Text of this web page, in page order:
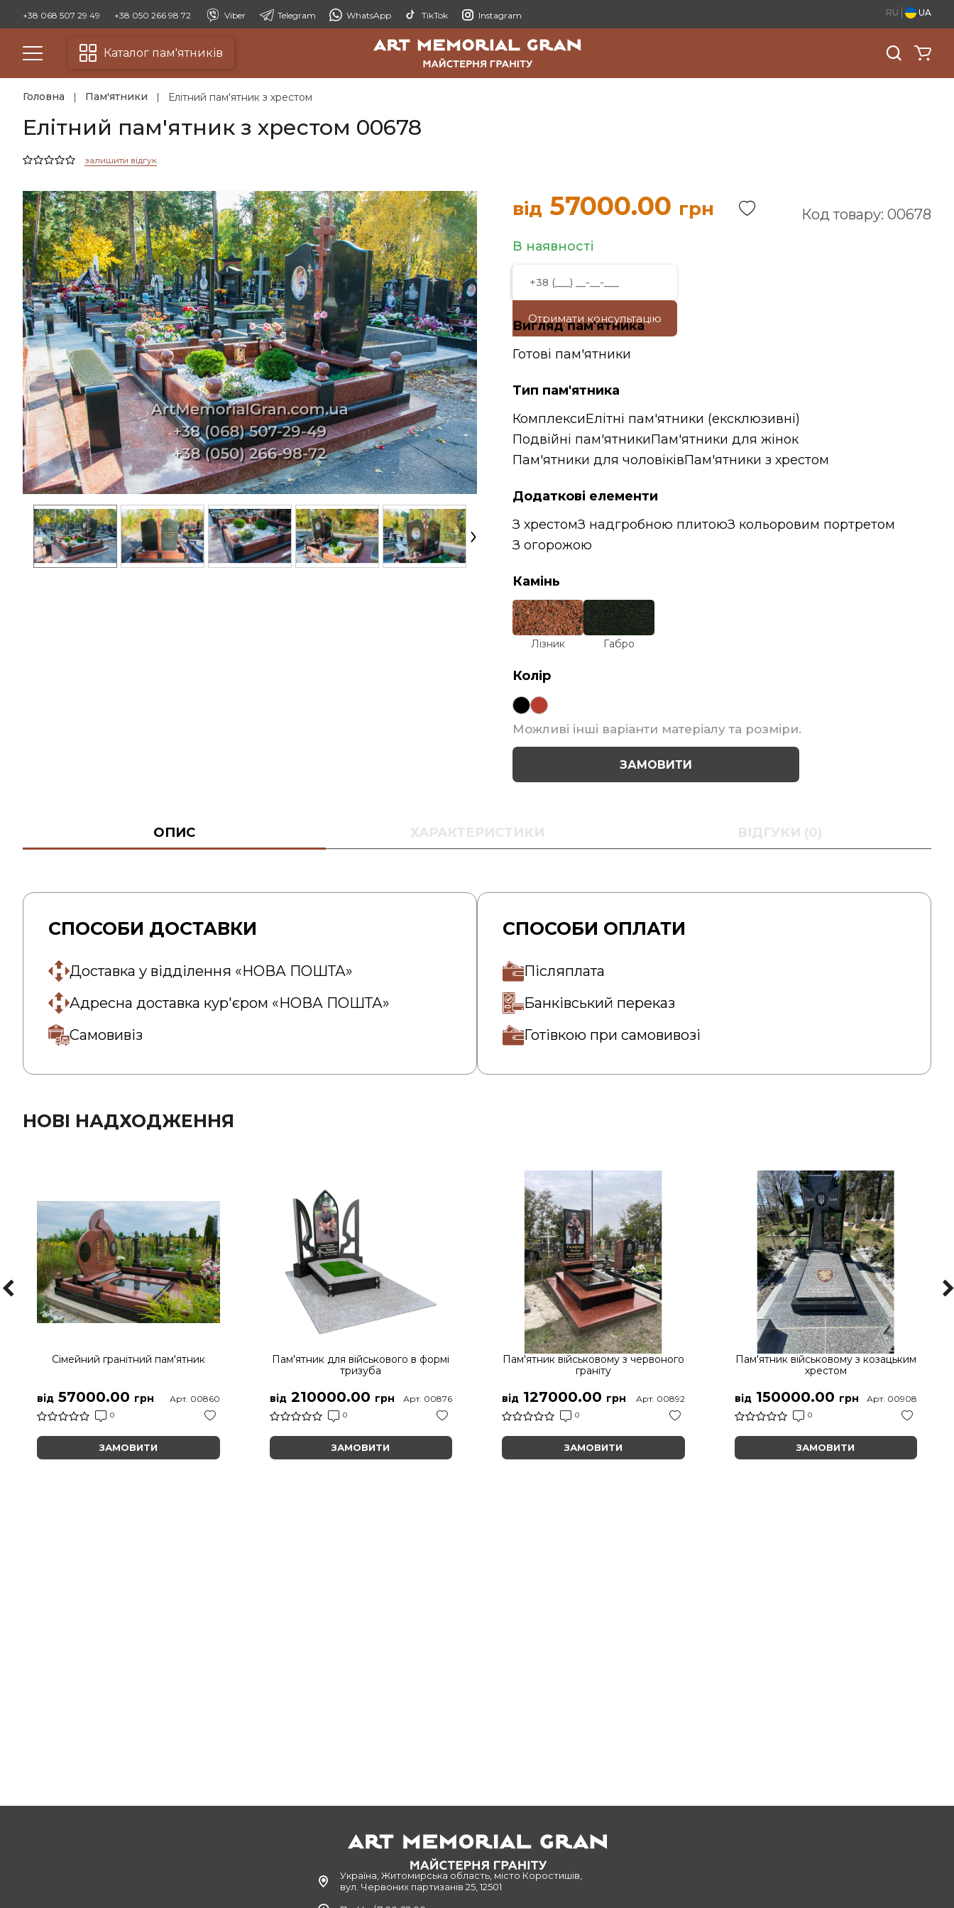
+38 068 507 29 49 +38 050 266 98 72 Viber Telegram WhatsApp TikTok Instagram RU UA
Каталог пам'ятників
Головна Пам'ятники Елітний пам'ятник з хрестом
Елітний пам'ятник з хрестом 00678
залишити відгук
від 57000.00 грн Код товару: 00678
В наявності
Отримати консультацію
Вигляд пам'ятника
Готові пам'ятники
Тип пам'ятника
КомплексиЕлітні пам'ятники (ексклюзивні)
Подвійні пам'ятникиПам'ятники для жінок
Пам'ятники для чоловіківПам'ятники з хрестом
Додаткові елементи
З хрестомЗ надгробною плитоюЗ кольоровим портретом
З огорожою
Камінь
Лізник Габро
Колір
Можливі інші варіанти матеріалу та розміри.
ЗАМОВИТИ
ОПИС ХАРАКТЕРИСТИКИ ВІДГУКИ (0)
СПОСОБИ ДОСТАВКИ
Доставка у відділення «НОВА ПОШТА»
Адресна доставка кур'єром «НОВА ПОШТА»
Самовивіз
СПОСОБИ ОПЛАТИ
Післяплата
Банківський переказ
Готівкою при самовивозі
НОВІ НАДХОДЖЕННЯ
Сімейний гранітний пам'ятник
від 57000.00 грн
0
Арт. 00860
ЗАМОВИТИ
Пам'ятник для військового в формі
тризуба
від210000.00 грн
0
Арт. 00876
ЗАМОВИТИ
Пам'ятник військовому з червоного
граніту
від 127000.00 грн
0
Арт. 00892
ЗАМОВИТИ
Пам'ятник військовому з козацьким
хрестом
від150000.00 грн
0
Арт. 00908
ЗАМОВИТИ
Україна, Житомирська область, місто Коростишів,
вул. Червоних партизанів 25, 12501